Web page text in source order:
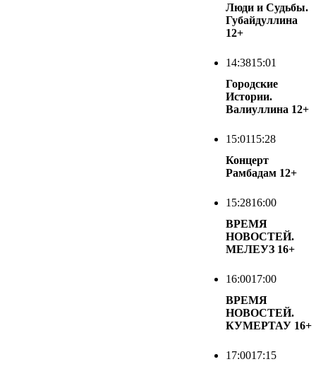
Люди и Судьбы.
Губайдуллина
12+
14:3815:01
Городские
Истории.
Валиуллина 12+
15:0115:28
Концерт
Рамбадам 12+
15:2816:00
ВРЕМЯ
НОВОСТЕЙ.
МЕЛЕУЗ 16+
16:0017:00
ВРЕМЯ
НОВОСТЕЙ.
КУМЕРТАУ 16+
17:0017:15